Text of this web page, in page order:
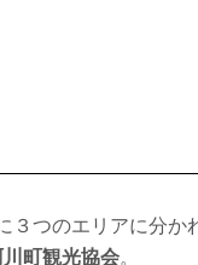
つのエリアに分か
町観光協会。